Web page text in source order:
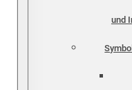
und